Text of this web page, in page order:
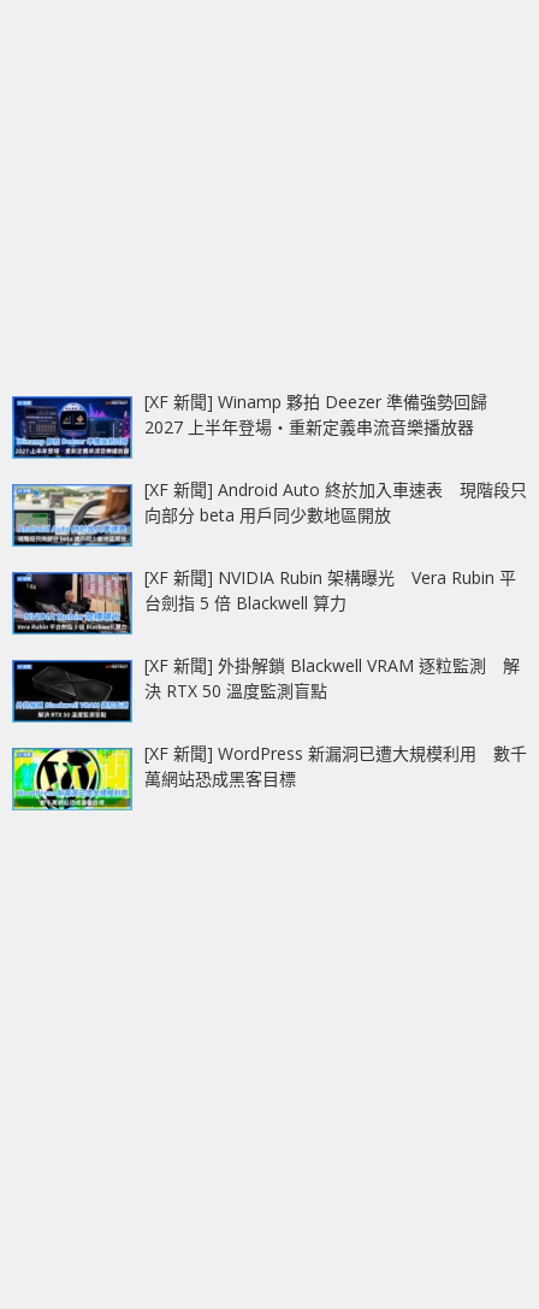
[XF 新聞] Winamp 夥拍 Deezer 準備強勢回歸
2027 上半年登場‧重新定義串流音樂播放器
[XF 新聞] Android Auto 終於加入車速表 現階段只
向部分 beta 用戶同少數地區開放
[XF 新聞] NVIDIA Rubin 架構曝光 Vera Rubin 平
台劍指 5 倍 Blackwell 算力
[XF 新聞] 外掛解鎖 Blackwell VRAM 逐粒監測 解
決 RTX 50 溫度監測盲點
[XF 新聞] WordPress 新漏洞已遭大規模利用 數千
萬網站恐成黑客目標